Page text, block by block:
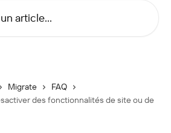
Migrate
FAQ
des fonctionnalités de site ou de